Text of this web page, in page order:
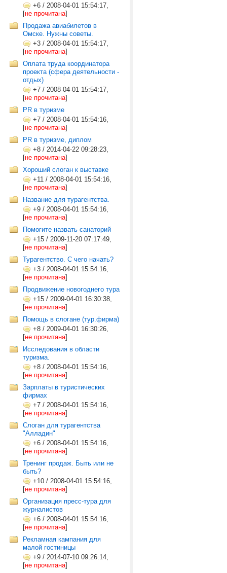
+6 / 2008-04-01 15:54:17,
[не прочитана]
Продажа авиабилетов в
Омске. Нужны советы.
+3 / 2008-04-01 15:54:17,
[не прочитана]
Оплата труда координатора
проекта (сфера деятельности -
отдых)
+7 / 2008-04-01 15:54:17,
[не прочитана]
PR в туризме
+7 / 2008-04-01 15:54:16,
[не прочитана]
PR в туризме, диплом
+8 / 2014-04-22 09:28:23,
[не прочитана]
Хороший слоган к выставке
+11 / 2008-04-01 15:54:16,
[не прочитана]
Название для турагентства.
+9 / 2008-04-01 15:54:16,
[не прочитана]
Помогите назвать санаторий
+15 / 2009-11-20 07:17:49,
[не прочитана]
Турагентство. С чего начать?
+3 / 2008-04-01 15:54:16,
[не прочитана]
Продвижение новогоднего тура
+15 / 2009-04-01 16:30:38,
[не прочитана]
Помощь в слогане (тур.фирма)
+8 / 2009-04-01 16:30:26,
[не прочитана]
Исследования в области
туризма.
+8 / 2008-04-01 15:54:16,
[не прочитана]
Зарплаты в туристических
фирмах
+7 / 2008-04-01 15:54:16,
[не прочитана]
Слоган для турагентства
"Алладин"
+6 / 2008-04-01 15:54:16,
[не прочитана]
Тренинг продаж. Быть или не
быть?
+10 / 2008-04-01 15:54:16,
[не прочитана]
Организация пресс-тура для
журналистов
+6 / 2008-04-01 15:54:16,
[не прочитана]
Рекламная кампания для
малой гостиницы
+9 / 2014-07-10 09:26:14,
[не прочитана]